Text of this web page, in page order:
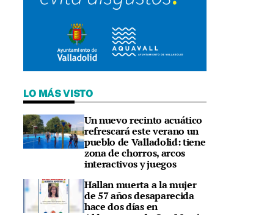
LO MÁS VISTO
Un nuevo recinto acuático
refrescará este verano un
pueblo de Valladolid: tiene
zona de chorros, arcos
interactivos y juegos
Hallan muerta a la mujer
de 57 años desaparecida
hace dos días en